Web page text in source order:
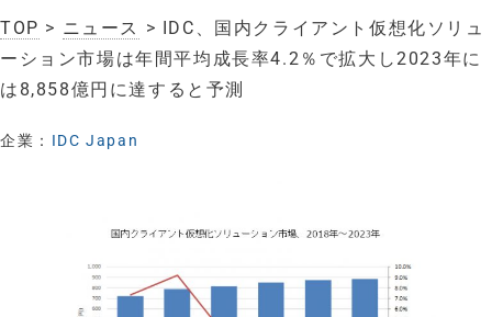
TOP > ニュース > IDC、国内クライアント仮想化ソリュ
ーション市場は年間平均成長率4.2％で拡大し2023年に
は8,858億円に達すると予測
企業： IDC Japan